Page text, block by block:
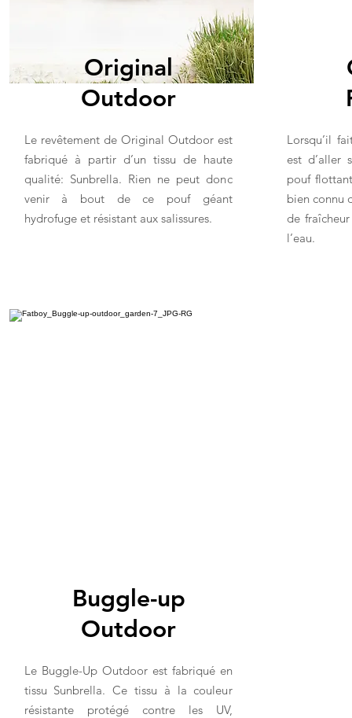
Original
Outdoor
Le revêtement de Original Outdoor est
fabriqué à partir d’un tissu de haute
qualité: Sunbrella. Rien ne peut donc
venir à bout de ce pouf géant
hydrofuge et résistant aux salissures.
Lorsqu’il
est d’aller
pouf
bien connu
de
l’eau.
Buggle-up
Outdoor
Le Buggle-Up Outdoor est fabriqué en
tissu Sunbrella. Ce tissu à la couleur
résistante protégé contre les UV,